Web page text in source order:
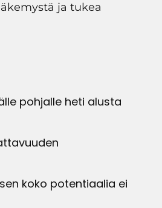
ja tukea
pohjalle heti alusta
koko potentiaalia ei